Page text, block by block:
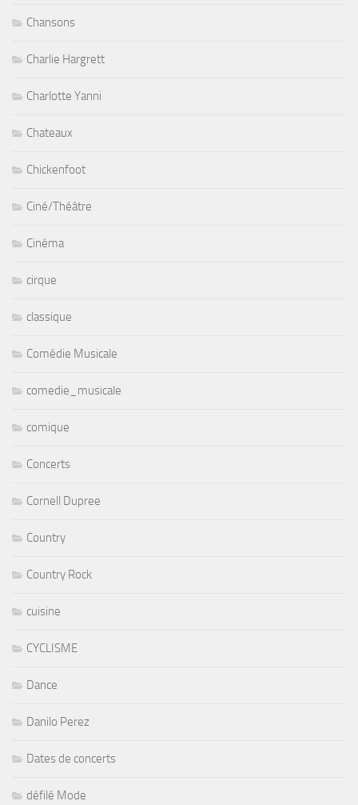
Chansons
Charlie Hargrett
Charlotte Yanni
Chateaux
Chickenfoot
Ciné/Théâtre
Cinéma
cirque
classique
Comédie Musicale
comedie_musicale
comique
Concerts
Cornell Dupree
Country
Country Rock
cuisine
CYCLISME
Dance
Danilo Perez
Dates de concerts
défilé Mode